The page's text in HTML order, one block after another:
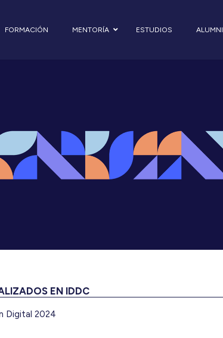
FORMACIÓN MENTORÍA ESTUDIOS ALUMNI
EN IDDC
Digital 2024